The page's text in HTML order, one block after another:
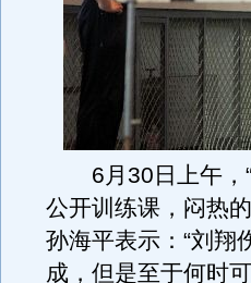
6月30日上午，“
公开训练课，闷热
孙海平表示：“刘翔
成，但是至于何时